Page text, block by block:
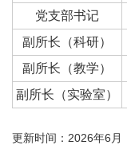
党支部书记
副所长（科研）
副所长（教学）
副所长（实验室）
更新时间：2026年6月